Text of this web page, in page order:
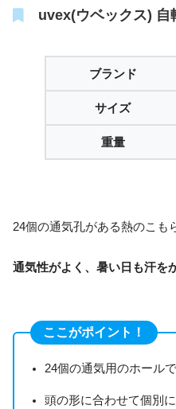
uvex(ウベックス) 自
ブランド
サイズ
重量
24個の通気孔がある熱のこも
通気性がよく、暑い日も汗を
ここがポイント！
24個の通気用のホール
頭の形に合わせて個別